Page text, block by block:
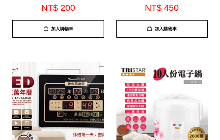
機支架(TS-PA31)
NT$ 200
加入購物車
NT$ 450
加入購物車